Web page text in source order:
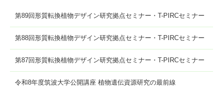
第89回形質転換植物デザイン研究拠点セミナー・T-PIRCセミナー
第88回形質転換植物デザイン研究拠点セミナー・T-PIRCセミナー
第87回形質転換植物デザイン研究拠点セミナー・T-PIRCセミナー
令和8年度筑波大学公開講座 植物遺伝資源研究の最前線